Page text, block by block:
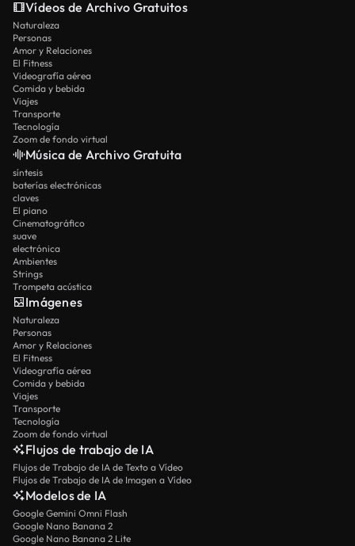
Vídeos de Archivo Gratuitos
Naturaleza
Personas
Amor y Relaciones
El Fitness
Videografía aérea
Comida y bebida
Viajes
Transporte
Tecnología
Zoom de fondo virtual
Música de Archivo Gratuita
síntesis
baterías electrónicas
claves
El piano
Cinematográfico
suave
electrónica
Ambientes
Strings
Trompeta acústica
Imágenes
Naturaleza
Personas
Amor y Relaciones
El Fitness
Videografía aérea
Comida y bebida
Viajes
Transporte
Tecnología
Zoom de fondo virtual
Flujos de trabajo de IA
Flujos de Trabajo de IA de Texto a Vídeo
Flujos de Trabajo de IA de Imagen a Vídeo
Modelos de IA
Google Gemini Omni Flash
Google Nano Banana 2
Google Nano Banana 2 Lite